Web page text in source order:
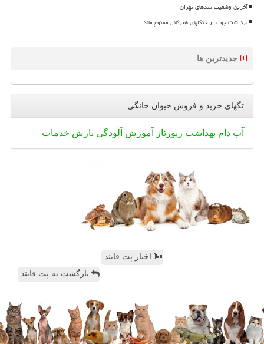
آخرین وضعیت سدهای تهران
برداشت چوب از جنگلهای هیرکانی ممنوع ماند
جدیدترین ها
تگهای خرید و فروش حیوان خانگی
آب دام بهداشت رپورتاژ آموزش آلودگی بارش خدمات
اخبار پت فایند
بازگشت به پت فایند